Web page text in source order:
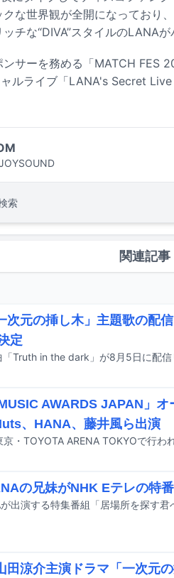
な世界観が全開になっており
チな“DIVA”スタイルのLANAが
サーを務める「MATCH FES
ルライブ「LANA's Secret
索
関連記事
次元の挿し木」主題歌の配
定
Truth in the dark」が8月5日に配信
AWARDS JAPAN」
、HANA、藤井風ら出演
の兄妹がNHK Eテレの特
田涼介主演ドラマ「一次元